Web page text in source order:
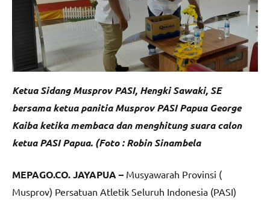
Ketua Sidang Musprov PASI, Hengki Sawaki, SE
bersama ketua panitia Musprov PASI Papua George
Kaiba ketika membaca dan menghitung suara calon
ketua PASI Papua. (Foto : Robin Sinambela
MEPAGO.CO. JAYAPUA – Musyawarah Provinsi (
Musprov) Persatuan Atletik Seluruh Indonesia (PASI)